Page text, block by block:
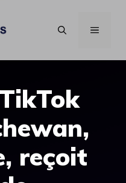
MENU
reçoit